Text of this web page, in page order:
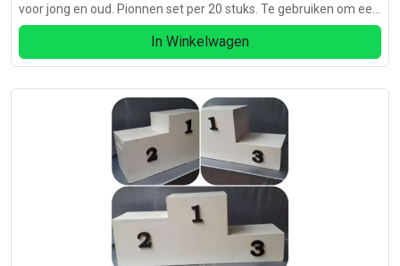
voor jong en oud. Pionnen set per 20 stuks. Te gebruiken om een
parcours uit te zetten. Voor sport en spel dagen, zeskamp etc.
In Winkelwagen